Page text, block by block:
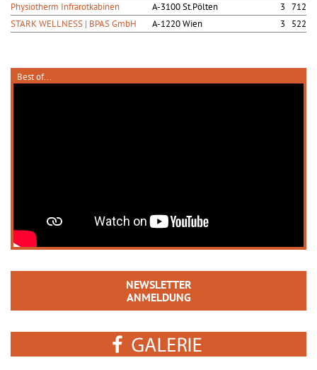
Physiotherm Infrarotkabinen
A-3100 St.Pölten
3 712
STARK WELLNESS | BPAS GmbH
A-1220 Wien 3 522
Best of...
NEWSLETTER
ANMELDUNG